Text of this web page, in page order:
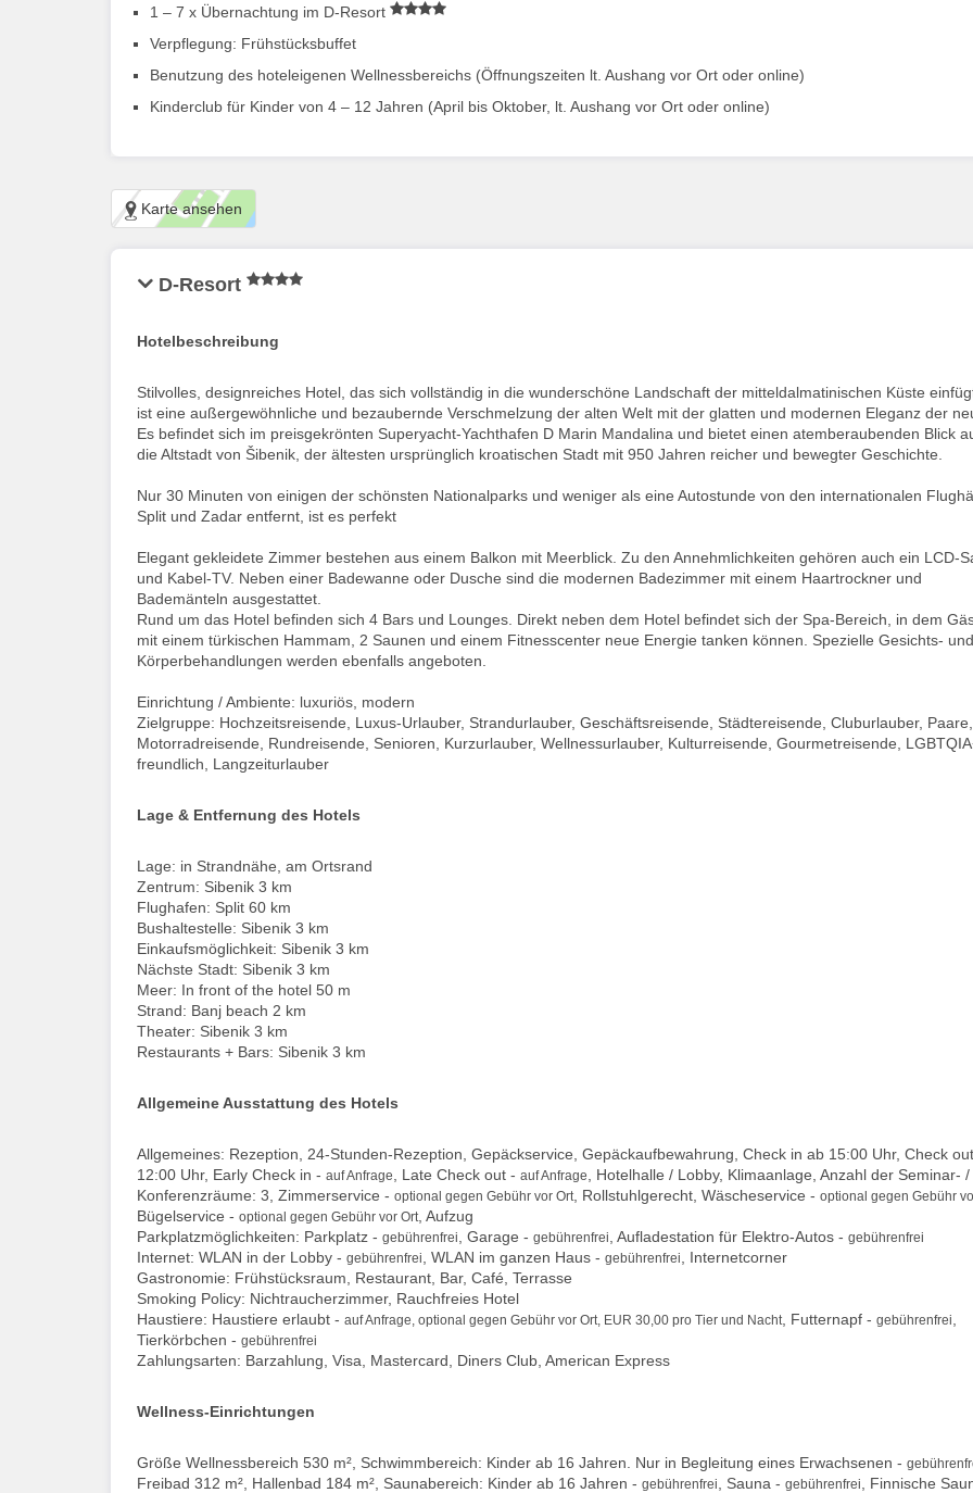
1 – 7 x Übernachtung im D-Resort
Verpflegung: Frühstücksbuffet
Benutzung des hoteleigenen Wellnessbereichs (Öffnungszeiten lt. Aushang vor Ort oder online)
Kinderclub für Kinder von 4 – 12 Jahren (April bis Oktober, lt. Aushang vor Ort oder online)
Karte ansehen
D-Resort
Hotelbeschreibung
Stilvolles, designreiches Hotel, das sich vollständig in die wunderschöne Landschaft der mitteldalmatinischen Küste
ist eine außergewöhnliche und bezaubernde Verschmelzung der alten Welt mit der glatten und modernen Eleganz der
Es befindet sich im preisgekrönten Superyacht-Yachthafen D Marin Mandalina und bietet einen atemberaubenden Blick
die Altstadt von Šibenik, der ältesten ursprünglich kroatischen Stadt mit 950 Jahren reicher und bewegter Geschichte.
Nur 30 Minuten von einigen der schönsten Nationalparks und weniger als eine Autostunde von den internationalen
Split und Zadar entfernt, ist es perfekt
Elegant gekleidete Zimmer bestehen aus einem Balkon mit Meerblick. Zu den Annehmlichkeiten gehören auch ein LCD-
und Kabel-TV. Neben einer Badewanne oder Dusche sind die modernen Badezimmer mit einem Haartrockner und
Bademänteln ausgestattet.
Rund um das Hotel befinden sich 4 Bars und Lounges. Direkt neben dem Hotel befindet sich der Spa-Bereich, in dem
mit einem türkischen Hammam, 2 Saunen und einem Fitnesscenter neue Energie tanken können. Spezielle Gesichts- und
Körperbehandlungen werden ebenfalls angeboten.
Einrichtung / Ambiente: luxuriös, modern
Zielgruppe: Hochzeitsreisende, Luxus-Urlauber, Strandurlauber, Geschäftsreisende, Städtereisende, Cluburlauber, Paare,
Motorradreisende, Rundreisende, Senioren, Kurzurlauber, Wellnessurlauber, Kulturreisende, Gourmetreisende,
freundlich, Langzeiturlauber
Lage & Entfernung des Hotels
Lage: in Strandnähe, am Ortsrand
Zentrum: Sibenik 3 km
Flughafen: Split 60 km
Bushaltestelle: Sibenik 3 km
Einkaufsmöglichkeit: Sibenik 3 km
Nächste Stadt: Sibenik 3 km
Meer: In front of the hotel 50 m
Strand: Banj beach 2 km
Theater: Sibenik 3 km
Restaurants + Bars: Sibenik 3 km
Allgemeine Ausstattung des Hotels
Allgemeines: Rezeption, 24-Stunden-Rezeption, Gepäckservice, Gepäckaufbewahrung, Check in ab 15:00 Uhr, Check
12:00 Uhr, Early Check in - auf Anfrage , Late Check out - auf Anfrage
, Hotelhalle / Lobby, Klimaanlage, Anzahl der Seminar- /
Konferenzräume: 3, Zimmerservice - optional gegen Gebühr vor Ort , Rollstuhlgerecht, Wäscheservice - optional gegen Gebühr
Bügelservice - optional gegen Gebühr vor Ort , Aufzug
Parkplatzmöglichkeiten: Parkplatz - gebührenfrei , Garage - gebührenfrei , Aufladestation für Elektro-Autos - gebührenfrei
Internet: WLAN in der Lobby - gebührenfrei , WLAN im ganzen Haus - gebührenfrei
, Internetcorner
Gastronomie: Frühstücksraum, Restaurant, Bar, Café, Terrasse
Smoking Policy: Nichtraucherzimmer, Rauchfreies Hotel
Haustiere: Haustiere erlaubt - auf Anfrage, optional gegen Gebühr vor Ort, EUR 30,00 pro Tier und Nacht , Futternapf - gebührenfrei
Tierkörbchen - gebührenfrei
Zahlungsarten: Barzahlung, Visa, Mastercard, Diners Club, American Express
Wellness-Einrichtungen
Größe Wellnessbereich 530 m², Schwimmbereich: Kinder ab 16 Jahren. Nur in Begleitung eines Erwachsenen -
Freibad 312 m², Hallenbad 184 m², Saunabereich: Kinder ab 16 Jahren - gebührenfrei , Sauna - gebührenfrei , Finnische